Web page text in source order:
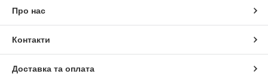
Про нас
Контакти
Доставка та оплата